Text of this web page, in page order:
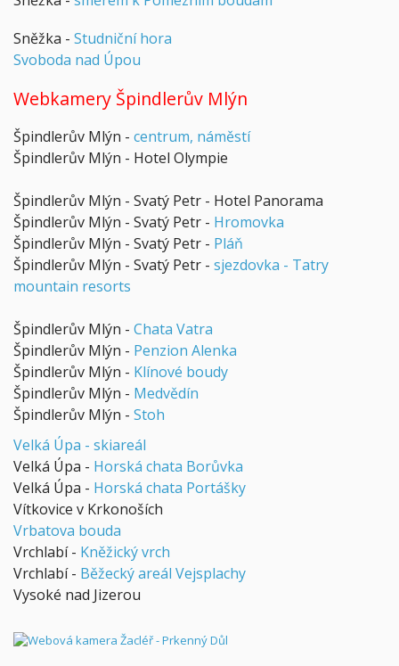
Sněžka - Studniční hora
Svoboda nad Úpou
Webkamery Špindlerův Mlýn
Špindlerův Mlýn - centrum, náměstí
Špindlerův Mlýn - Hotel Olympie
Špindlerův Mlýn - Svatý Petr - Hotel Panorama
Špindlerův Mlýn - Svatý Petr - Hromovka
Špindlerův Mlýn - Svatý Petr - Pláň
Špindlerův Mlýn - Svatý Petr - sjezdovka - Tatry
mountain resorts
Špindlerův Mlýn - Chata Vatra
Špindlerův Mlýn - Penzion Alenka
Špindlerův Mlýn - Klínové boudy
Špindlerův Mlýn - Medvědín
Špindlerův Mlýn - Stoh
Velká Úpa - skiareál
Velká Úpa - Horská chata Borůvka
Velká Úpa - Horská chata Portášky
Vítkovice v Krkonoších
Vrbatova bouda
Vrchlabí - Kněžický vrch
Vrchlabí - Běžecký areál Vejsplachy
Vysoké nad Jizerou